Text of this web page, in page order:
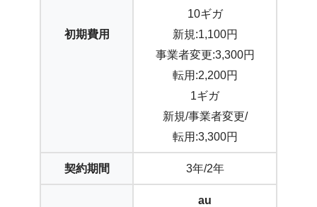
初期費用
10ギガ
新規:1,100円
事業者変更:3,300円
転用:2,200円
1ギガ
新規/事業者変更/
転用:3,300円
契約期間 3年/2年
au